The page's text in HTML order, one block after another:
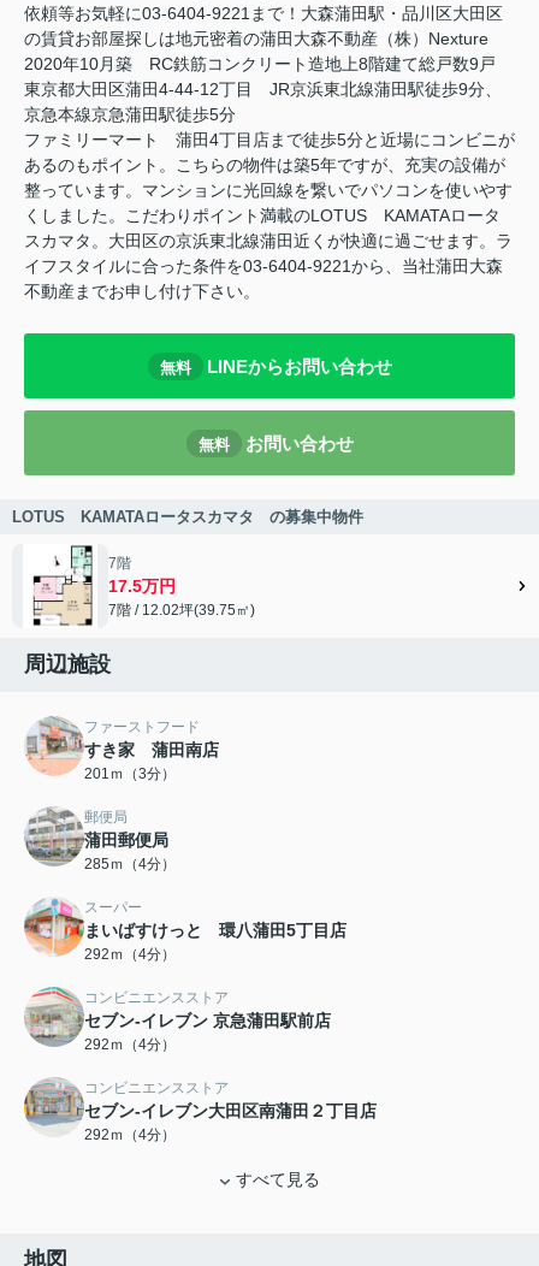
依頼等お気軽に03-6404-9221まで！大森蒲田駅・品川区大田区
の賃貸お部屋探しは地元密着の蒲田大森不動産（株）Nexture
2020年10月築 RC鉄筋コンクリート造地上8階建て総戸数9戸
東京都大田区蒲田4-44-12丁目 JR京浜東北線蒲田駅徒歩9分、
京急本線京急蒲田駅徒歩5分
ファミリーマート 蒲田4丁目店まで徒歩5分と近場にコンビニが
あるのもポイント。こちらの物件は築5年ですが、充実の設備が
整っています。マンションに光回線を繋いでパソコンを使いやす
くしました。こだわりポイント満載のLOTUS KAMATAロータ
スカマタ。大田区の京浜東北線蒲田近くが快適に過ごせます。ラ
イフスタイルに合った条件を03-6404-9221から、当社蒲田大森
不動産までお申し付け下さい。
無料 LINEからお問い合わせ
無料 お問い合わせ
LOTUS KAMATAロータスカマタ の募集中物件
7階
17.5万円
7階 / 12.02坪(39.75㎡)
周辺施設
ファーストフード
すき家 蒲田南店
201ｍ（3分）
郵便局
蒲田郵便局
285ｍ（4分）
スーパー
まいばすけっと 環八蒲田5丁目店
292ｍ（4分）
コンビニエンスストア
セブン-イレブン 京急蒲田駅前店
292ｍ（4分）
コンビニエンスストア
セブン-イレブン大田区南蒲田２丁目店
292ｍ（4分）
すべて見る
地図